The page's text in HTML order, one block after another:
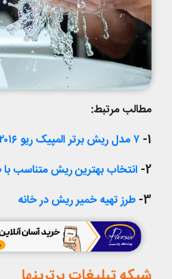
مطالب مرتبط:
1- ۷ مدل ریش برتر المپیک ریو ۲۰۱۶
2- انتخاب بهترین ریش متناسب
3- طرز تهیه خمیر ریش در خانه